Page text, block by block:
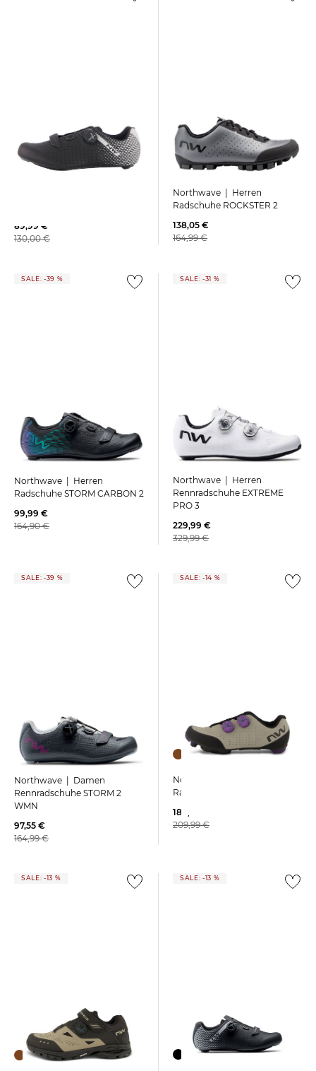
89,99 €
130,00 €
Northwave | Herren
Radschuhe ROCKSTER 2
138,05 €
164,99 €
SALE: -39 %
Northwave | Herren
Radschuhe STORM CARBON 2
99,99 €
164,90 €
SALE: -31 %
Northwave | Herren
Rennradschuhe EXTREME
PRO 3
229,99 €
329,99 €
SALE: -39 %
Northwave | Damen
Rennradschuhe STORM 2
WMN
97,55 €
164,99 €
SALE: -14 %
Northwave | Herren
Radschuhe REBEL 3
180,05 €
209,99 €
SALE: -13 % SALE: -13 %